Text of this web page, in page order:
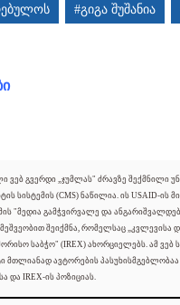
#გიგა შუშანია
ვებ გვერდი „ჯუმლას" ძრავზე შექმნილი
სისტემის (CMS) ნაწილია. ის USAID-ის
"მედია გამჭვირვალე და
მეშვეობით შეიქმნა, რომელსაც „კვლევისა
საბჭო" (IREX) ახორციელებს. ამ ვებ
მთლიანად ავტორების პასუხისმგებლობაა
და IREX-ის პოზიციას.